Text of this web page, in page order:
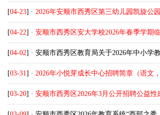
[04-23] · 2026年安顺市西秀区第三幼儿园凯旋公
[04-22] · 安顺市西秀区安大学校2026年春季学期
[04-02] · 安顺市西秀区教育局关于2026年中小学
[03-31] · 2026年小悦芽成长中心招聘简章（语文
[03-20] · 安顺市西秀区2026年3月公开招聘公益性